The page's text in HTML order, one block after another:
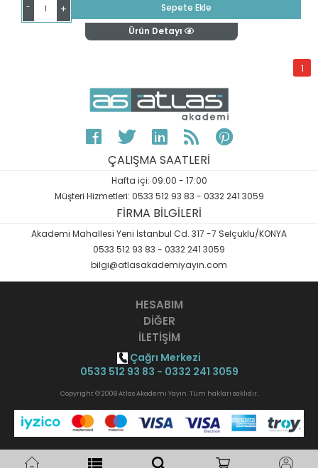
- +
Sepete Ekle
Ürün Detayı
1
ÇALIŞMA SAATLERİ
Hafta içi: 09:00 - 17:00
Müşteri Hizmetleri: 0533 512 93 83 - 0332 241 3059
FİRMA BİLGİLERİ
Akademi Mahallesi Yeni İstanbul Cd. 317 -7 Selçuklu/KONYA
0533 512 93 83 - 0332 241 3059
bilgi@atlasakademiyayin.com
HESABIM
DİĞER
İLETİŞİM
Çağrı Merkezi
0533 512 93 83 - 0332 241 3059
Copyright © 2008 Atlas Akademi Yayın. Tüm hakları saklıdır.
Opak B2B Yazılımı ile hazırlanmıştır.